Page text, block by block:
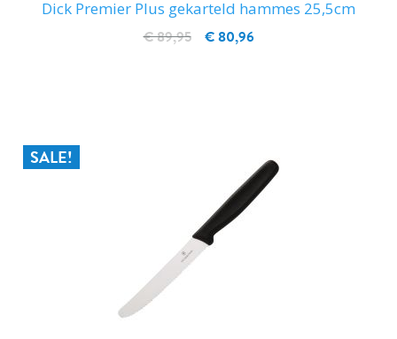
Dick Premier Plus gekarteld hammes 25,5cm
€ 80,96
€ 89,95
SALE!